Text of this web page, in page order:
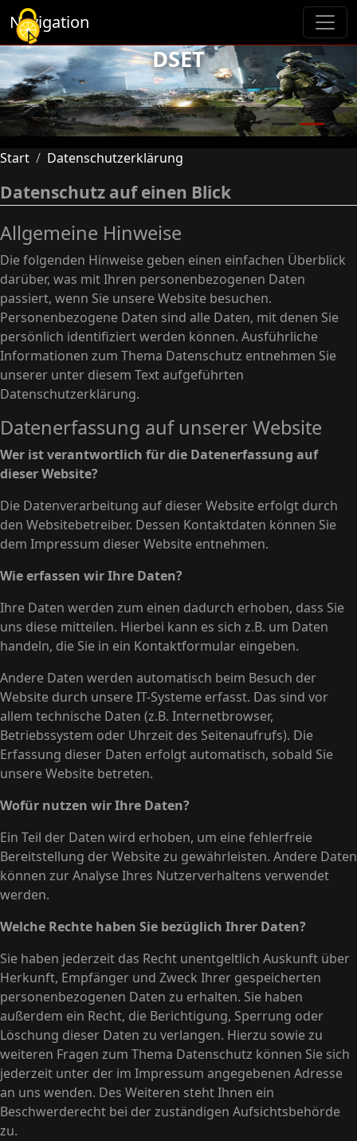
Navigation
Previous Next
DSET
Start Datenschutzerklärung
Datenschutz auf einen Blick
Allgemeine Hinweise
Die folgenden Hinweise geben einen einfachen Überblick
darüber, was mit Ihren personenbezogenen Daten
passiert, wenn Sie unsere Website besuchen.
Personenbezogene Daten sind alle Daten, mit denen Sie
persönlich identifiziert werden können. Ausführliche
Informationen zum Thema Datenschutz entnehmen Sie
unserer unter diesem Text aufgeführten
Datenschutzerklärung.
Datenerfassung auf unserer Website
Wer ist verantwortlich für die Datenerfassung auf
dieser Website?
Die Datenverarbeitung auf dieser Website erfolgt durch
den Websitebetreiber. Dessen Kontaktdaten können Sie
dem Impressum dieser Website entnehmen.
Wie erfassen wir Ihre Daten?
Ihre Daten werden zum einen dadurch erhoben, dass Sie
uns diese mitteilen. Hierbei kann es sich z.B. um Daten
handeln, die Sie in ein Kontaktformular eingeben.
Andere Daten werden automatisch beim Besuch der
Website durch unsere IT-Systeme erfasst. Das sind vor
allem technische Daten (z.B. Internetbrowser,
Betriebssystem oder Uhrzeit des Seitenaufrufs). Die
Erfassung dieser Daten erfolgt automatisch, sobald Sie
unsere Website betreten.
Wofür nutzen wir Ihre Daten?
Ein Teil der Daten wird erhoben, um eine fehlerfreie
Bereitstellung der Website zu gewährleisten. Andere Daten
können zur Analyse Ihres Nutzerverhaltens verwendet
werden.
Welche Rechte haben Sie bezüglich Ihrer Daten?
Sie haben jederzeit das Recht unentgeltlich Auskunft über
Herkunft, Empfänger und Zweck Ihrer gespeicherten
personenbezogenen Daten zu erhalten. Sie haben
außerdem ein Recht, die Berichtigung, Sperrung oder
Löschung dieser Daten zu verlangen. Hierzu sowie zu
weiteren Fragen zum Thema Datenschutz können Sie sich
jederzeit unter der im Impressum angegebenen Adresse
an uns wenden. Des Weiteren steht Ihnen ein
Beschwerderecht bei der zuständigen Aufsichtsbehörde
zu.
Cookie-Einstellungen